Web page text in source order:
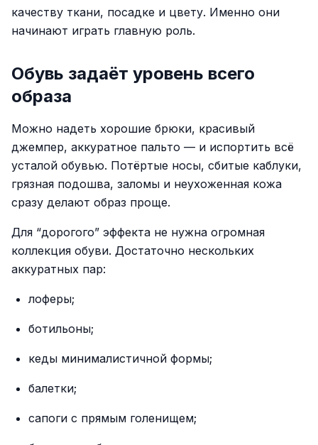
качеству ткани, посадке и цвету. Именно они
начинают играть главную роль.
Обувь задаёт уровень всего
образа
Можно надеть хорошие брюки, красивый
джемпер, аккуратное пальто — и испортить всё
усталой обувью. Потёртые носы, сбитые каблуки,
грязная подошва, заломы и неухоженная кожа
сразу делают образ проще.
Для “дорогого” эффекта не нужна огромная
коллекция обуви. Достаточно нескольких
аккуратных пар:
лоферы;
ботильоны;
кеды минималистичной формы;
балетки;
сапоги с прямым голенищем;